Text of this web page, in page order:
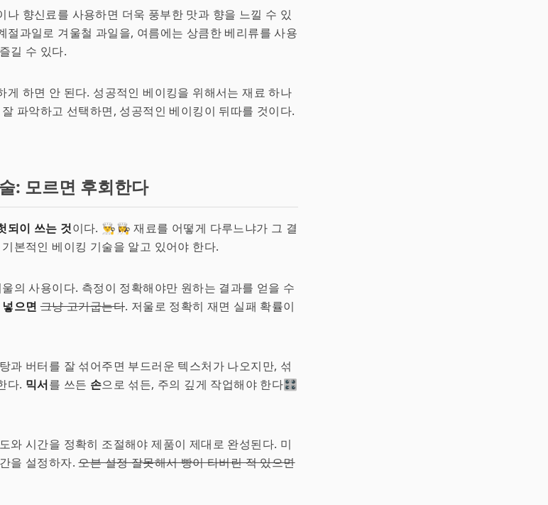
나 향신료를 사용하면 더욱 풍부한 맛과 향을 느낄 수 있
과일로 겨울철 과일을, 여름에는 상큼한 베리류를 사용
길 수 있다.
게 하면 안 된다. 성공적인 베이킹을 위해서는 재료 하나
파악하고 선택하면, 성공적인 베이킹이 뒤따를 것이다.
: 모르면 후회한다
되이 쓰는 것이다. 👨‍🍳👩‍🍳 재료를 어떻게 다루느냐가 그 결
본적인 베이킹 기술을 알고 있어야 한다.
의 사용이다. 측정이 정확해야만 원하는 결과를 얻을 수
으면 그냥 고기굽는다. 저울로 정확히 재면 실패 확률이
과 버터를 잘 섞어주면 부드러운 텍스처가 나오지만, 섞
다. 믹서를 쓰든 손으로 섞든, 주의 깊게 작업해야 한다🎛️
와 시간을 정확히 조절해야 제품이 제대로 완성된다. 미
을 설정하자.오븐 설정 잘못해서 빵이 타버린 적 있으면